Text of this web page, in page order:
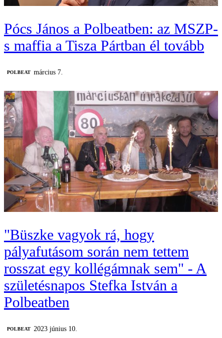
Pócs János a Polbeatben: az MSZP-
s maffia a Tisza Pártban él tovább
‎POLBEAT március 7.
"Büszke vagyok rá, hogy
pályafutásom során nem tettem
rosszat egy kollégámnak sem" - A
születésnapos Stefka István a
Polbeatben
‎POLBEAT
2023 június 10.